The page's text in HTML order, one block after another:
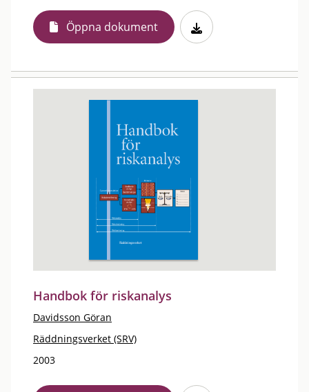
Öppna dokument
Handbok för riskanalys
Davidsson Göran
Räddningsverket (SRV)
2003